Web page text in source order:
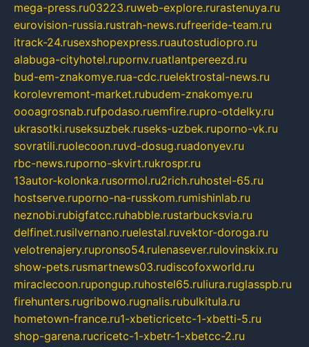
mega-press.ru03223.ruweb-explore.rurastenuya.ru
eurovision-russia.rustrah-news.rufreeride-team.ru
itrack-24.rusexshopexpress.ruautostudiopro.ru
alabuga-cityhotel.rupornv.ruatlantpereezd.ru
bud-em-znakomye.rua-cdc.ruelektrostal-news.ru
korolevremont-market.rubudem-znakomye.ru
oooagrosnab.rufpodaso.ruemfire.rupro-otdelky.ru
ukrasotki.ruseksuzbek.ruseks-uzbek.ruporno-vk.ru
sovratili.ruolecoon.ruvd-dosug.ruadonyev.ru
rbc-news.ruporno-skvirt.rukrospr.ru
13autor-kolonka.rusormol.ru2rich.ruhostel-65.ru
hostserve.ruporno-na-russkom.rumishinlab.ru
neznobi.rubigfatcc.ruhabble.rustarbucksvia.ru
delfinet.rusilvernano.ruelestal.ruvektor-doroga.ru
velotrenajery.rupronso54.rulenasever.rulovinskix.ru
show-pets.rusmartnews03.rudiscofoxworld.ru
miraclecoon.rupongup.ruhostel65.ruliura.ruglasspb.ru
firehunters.rugribowo.rugnalis.rubulkitula.ru
hometown-france.ru1-xbeticricetc-1-xbetti-5.ru
shop-garena.rucricetc-1-xbetr-1-xbetcc-2.ru